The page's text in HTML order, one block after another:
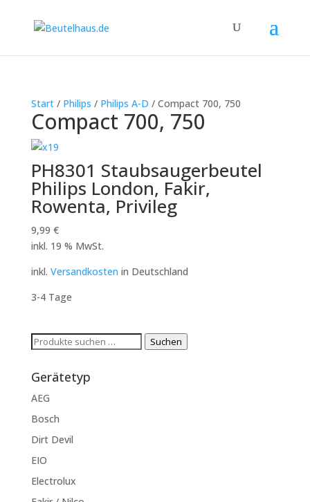
Start/ Philips / Philips A-D / Compact 700, 750
Compact 700, 750
PH8301 Staubsaugerbeutel
Philips London, Fakir,
Rowenta, Privileg
9,99 €
inkl. 19 % MwSt.
inkl. Versandkosten in Deutschland
3-4 Tage
Suchen
Suchen
Gerätetyp
AEG
Bosch
Dirt Devil
EIO
Electrolux